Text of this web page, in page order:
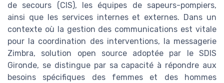
de secours (CIS), les équipes de sapeurs-pompiers,
ainsi que les services internes et externes. Dans un
contexte où la gestion des communications est vitale
pour la coordination des interventions, la messagerie
Zimbra, solution open source adoptée par le SDIS
Gironde, se distingue par sa capacité à répondre aux
besoins spécifiques des femmes et des hommes